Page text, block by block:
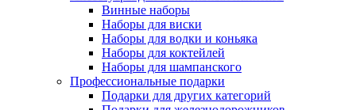
Винные наборы
Наборы для виски
Наборы для водки и коньяка
Наборы для коктейлей
Наборы для шампанского
Профессиональные подарки
Подарки для других категорий